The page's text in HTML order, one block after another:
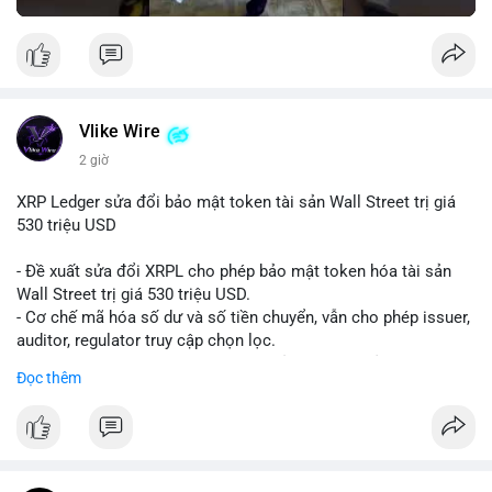
Vlike Wire
2 giờ
XRP Ledger sửa đổi bảo mật token tài sản Wall Street trị giá
530 triệu USD
- Đề xuất sửa đổi XRPL cho phép bảo mật token hóa tài sản
Wall Street trị giá 530 triệu USD.
- Cơ chế mã hóa số dư và số tiền chuyển, vẫn cho phép issuer,
auditor, regulator truy cập chọn lọc.
tài chính.
chức tài chính.
Đọc thêm